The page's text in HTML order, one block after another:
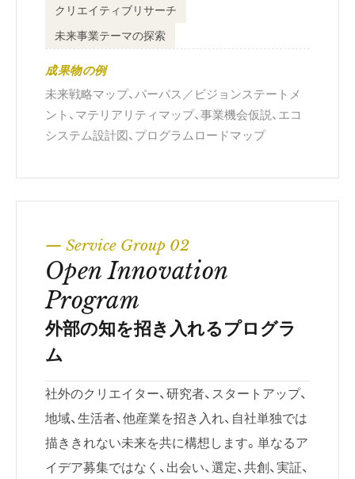
クリエイティブリサーチ
未来事業テーマの探索
成果物の例
未来戦略マップ、パーパス／ビジョンステートメ
ント、マテリアリティマップ、事業機会仮説、エコ
システム設計図、プログラムロードマップ
— Service Group 02
Open Innovation
Program
外部の知を招き入れるプログラ
ム
社外のクリエイター、研究者、スタートアップ、
地域、生活者、他産業を招き入れ、自社単独では
描ききれない未来を共に構想します。単なるア
イデア募集ではなく、出会い、選定、共創、実証、